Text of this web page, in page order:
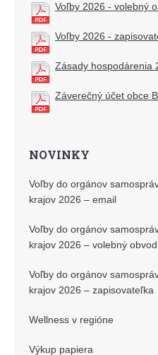
Voľby 2026 - volebný
Voľby 2026 -
Zásady hospodárenia
Záverečný účet obce
NOVINKY
Voľby do orgánov
krajov 2026 – email
Voľby do orgánov
krajov 2026 – volebný obvod
Voľby do orgánov
krajov 2026 – zapisovateľka
Wellness v regióne
Výkup papiera